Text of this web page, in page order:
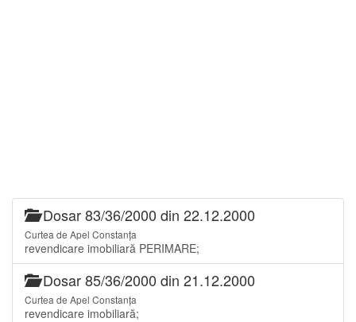
Dosar 83/36/2000 din 22.12.2000
Curtea de Apel Constanța
revendicare imobiliară PERIMARE;
Dosar 85/36/2000 din 21.12.2000
Curtea de Apel Constanța
revendicare imobiliară;